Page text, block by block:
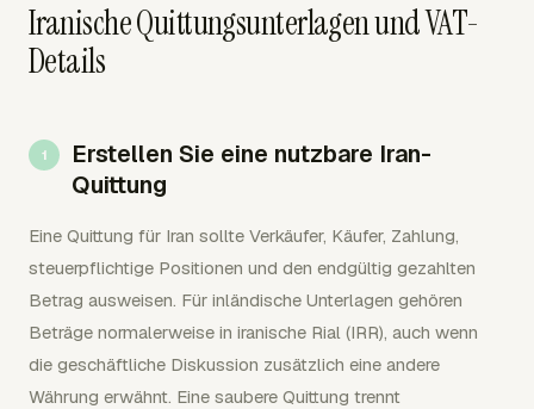
Iranische Quittungsunterlagen und VAT-
Details
Erstellen Sie eine nutzbare Iran-
Quittung
Eine Quittung für Iran sollte Verkäufer, Käufer, Zahlung,
steuerpflichtige Positionen und den endgültig gezahlten
Betrag ausweisen. Für inländische Unterlagen gehören
Beträge normalerweise in iranische Rial (IRR), auch wenn
die geschäftliche Diskussion zusätzlich eine andere
Währung erwähnt. Eine saubere Quittung trennt